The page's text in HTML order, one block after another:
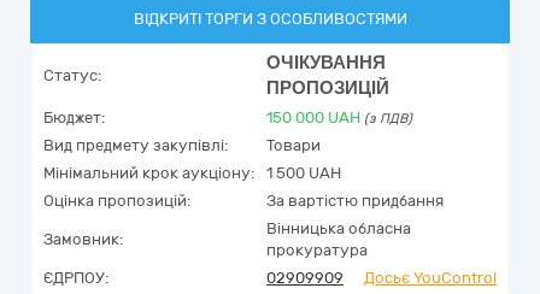
ВІДКРИТІ ТОРГИ З ОСОБЛИВОСТЯМИ
Статус:
ОЧІКУВАННЯ
ПРОПОЗИЦІЙ
Бюджет: 150 000 UAH (з ПДВ)
Вид предмету закупівлі:
Товари
Мінімальний крок аукціону:
1 500 UAH
Оцінка пропозицій:
За вартістю придбання
Замовник:
Вінницька обласна
прокуратура
ЄДРПОУ:
02909909 Досьє YouControl